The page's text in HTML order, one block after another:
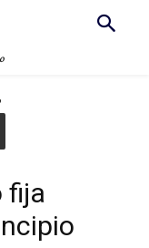
fija